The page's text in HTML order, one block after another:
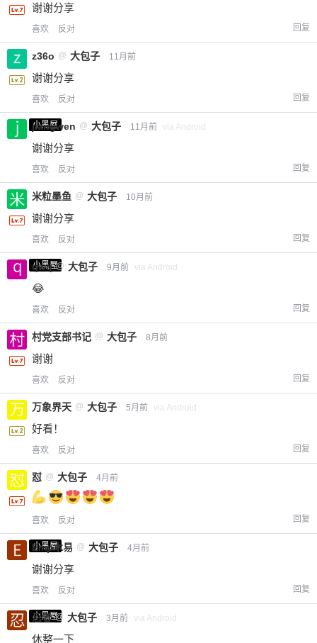
谢谢分享
喜欢 反对 回复
z36o @ 大包子 11月前
谢谢分享
喜欢 反对 回复
小黑屋
jiangwen @ 大包子 11月前 via Android
谢谢分享
喜欢 反对 回复
米粒墨鱼 @ 大包子 10月前
谢谢分享
喜欢 反对 回复
小黑屋
qwq @ 大包子 9月前 via Android
😂
喜欢 反对 回复
村党支部书记 @ 大包子 8月前
谢谢
喜欢 反对 回复
万象界天 @ 大包子 5月前 via Android
好看！
喜欢 反对 回复
怼 @ 大包子 4月前
喜欢 反对 回复
小黑屋
Emp木易 @ 大包子 4月前
谢谢分享
喜欢 反对 回复
小黑屋
忍者 @ 大包子 3月前 via Android
休整一下